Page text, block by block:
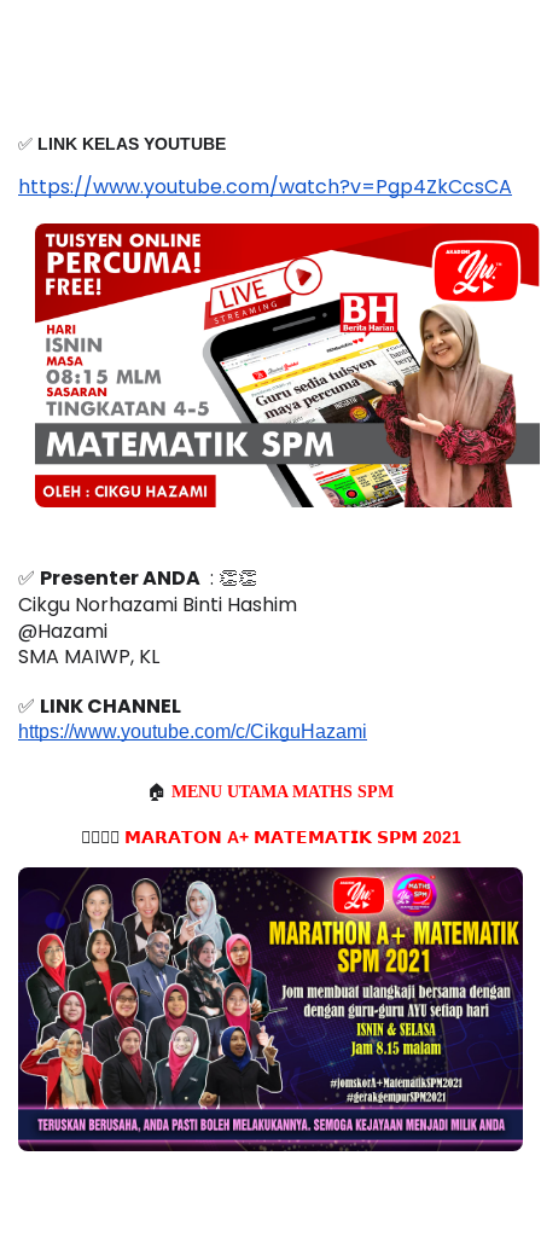
✅ LINK KELAS YOUTUBE
https://www.youtube.com/watch?v=Pgp4ZkCcsCA
✅ Presenter ANDA : 👏👏
Cikgu Norhazami Binti Hashim
@Hazami
SMA MAIWP, KL
✅ LINK CHANNEL
https://www.youtube.com/c/CikguHazami
🏠 MENU UTAMA MATHS SPM
🏃‍♀️🏃‍♂️ 𝗠𝗔𝗥𝗔𝗧𝗢𝗡 A+ 𝗠𝗔𝗧𝗘𝗠𝗔𝗧𝗜𝗞𝗦𝗣𝗠 2021